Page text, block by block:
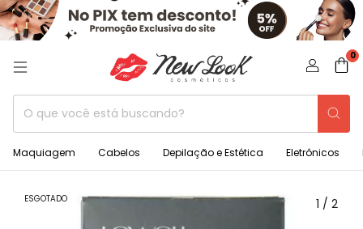
0
Maquiagem Cabelos Depilação e Estética Eletrônicos
ESGOTADO 1 / 2